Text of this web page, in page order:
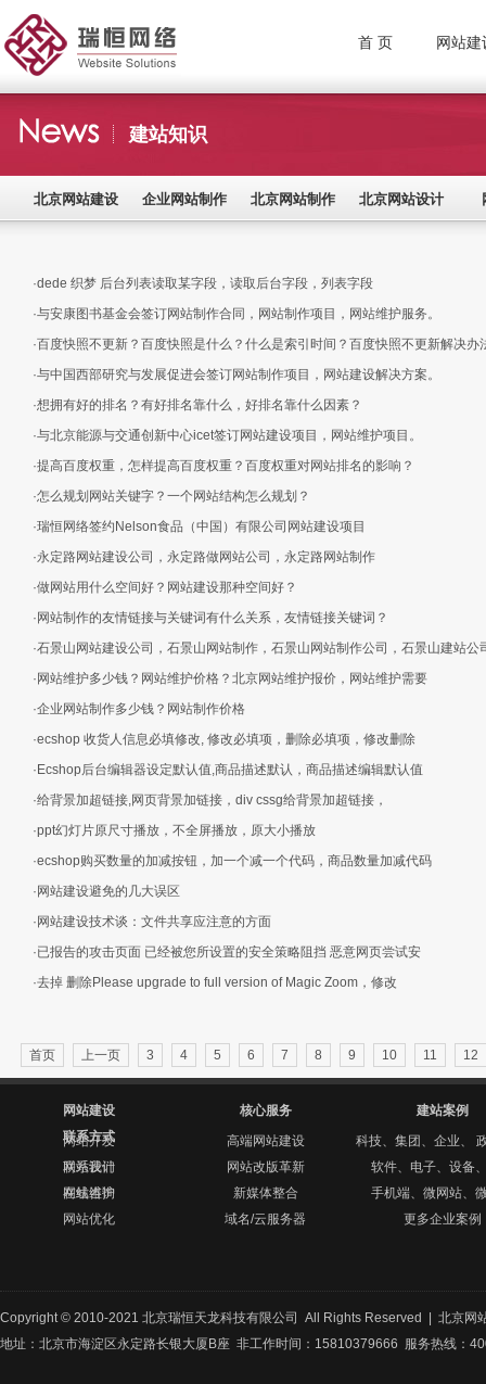
首 页 网站建
建站知识
北京网站建设 企业网站制作 北京网站制作 北京网站设计
·dede 织梦 后台列表读取某字段，读取后台字段，列表字段
·与安康图书基金会签订网站制作合同，网站制作项目，网站维护服务。
·百度快照不更新？百度快照是什么？什么是索引时间？百度快照不更新解决办
·与中国西部研究与发展促进会签订网站制作项目，网站建设解决方案。
·想拥有好的排名？有好排名靠什么，好排名靠什么因素？
·与北京能源与交通创新中心icet签订网站建设项目，网站维护项目。
·提高百度权重，怎样提高百度权重？百度权重对网站排名的影响？
·怎么规划网站关键字？一个网站结构怎么规划？
·瑞恒网络签约Nelson食品（中国）有限公司网站建设项目
·永定路网站建设公司，永定路做网站公司，永定路网站制作
·做网站用什么空间好？网站建设那种空间好？
·网站制作的友情链接与关键词有什么关系，友情链接关键词？
·石景山网站建设公司，石景山网站制作，石景山网站制作公司，石景山建站公
·网站维护多少钱？网站维护价格？北京网站维护报价，网站维护需要
·企业网站制作多少钱？网站制作价格
·ecshop 收货人信息必填修改, 修改必填项，删除必填项，修改删除
·Ecshop后台编辑器设定默认值,商品描述默认，商品描述编辑默认值
·给背景加超链接,网页背景加链接，div cssg给背景加超链接，
·ppt幻灯片原尺寸播放，不全屏播放，原大小播放
·ecshop购买数量的加减按钮，加一个减一个代码，商品数量加减代码
·网站建设避免的几大误区
·网站建设技术谈：文件共享应注意的方面
·已报告的攻击页面 已经被您所设置的安全策略阻挡 恶意网页尝试安
·去掉 删除Please upgrade to full version of Magic Zoom，修改
首页 上一页 3 4 5 6 7 8 9 10 11 12
网站建设
网站开发
网站设计
网站维护
网站优化
核心服务
高端网站建设
网站改版革新
新媒体整合
域名/云服务器
建站案例
科技、集团、企业、
软件、电子、设备
手机端、微网站、
更多企业案例
联系方式
联系我们
在线咨询
Copyright © 2010-2021 北京瑞恒天龙科技有限公司 All Rights Reserved | 北京网
地址：北京市海淀区永定路长银大厦B座 非工作时间：15810379666 服务热线：